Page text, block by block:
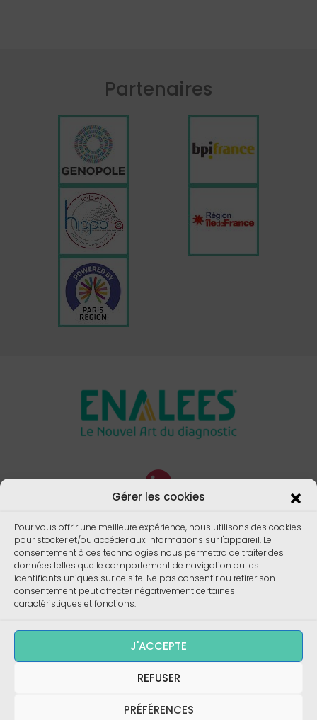
Gérer les cookies
Pour vous offrir une meilleure expérience, nous utilisons des cookies
pour stocker et/ou accéder aux informations sur l'appareil. Le
consentement à ces technologies nous permettra de traiter des
données telles que le comportement de navigation ou les
identifiants uniques sur ce site. Ne pas consentir ou retirer son
consentement peut affecter négativement certaines
caractéristiques et fonctions.
J'ACCEPTE
REFUSER
PRÉFÉRENCES
Partenaires
Enalees 2023 – Réalisation/